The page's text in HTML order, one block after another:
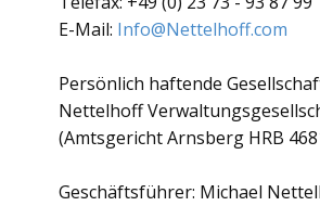
E-Mail: Info@Nettelhoff.com
Persönlich haftende
Nettelhoff
(Amtsgericht Arnsberg HRB
Geschäftsführer: Michael